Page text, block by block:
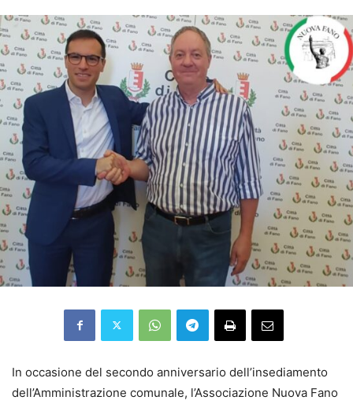
In occasione del secondo anniversario dell’insediamento
dell’Amministrazione comunale, l’Associazione Nuova Fano